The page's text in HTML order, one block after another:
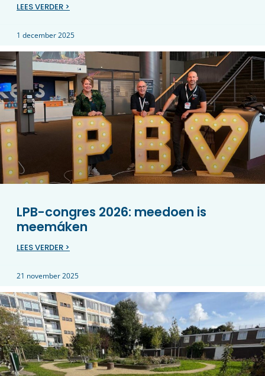
LEES VERDER >
1 december 2025
LPB-congres 2026: meedoen is
meemáken
LEES VERDER >
21 november 2025